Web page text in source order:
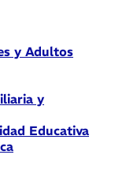
y Adultos
y
Educativa